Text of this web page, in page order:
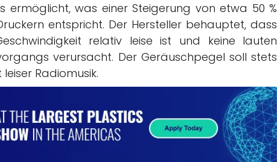
ermöglicht, was einer Steigerung von etwa 50 %
entspricht. Der Hersteller behauptet, dass
relativ leise ist und keine lauten
verursacht. Der Geräuschpegel soll stets
Radiomusik.